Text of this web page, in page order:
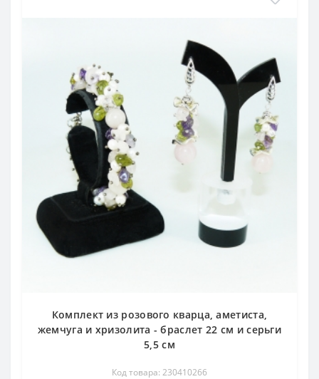
Комплект из розового кварца, аметиста,
жемчуга и хризолита - браслет 22 см и серьги
5,5 см
Код товара: 230410266